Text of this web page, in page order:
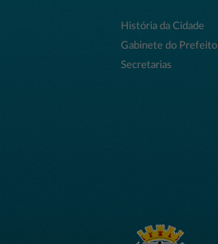
História da Cidade
Gabinete do Prefeito
Secretarias